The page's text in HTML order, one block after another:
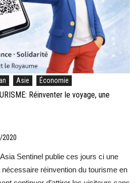
Asie Économie
Réinventer le voyage, une
2020
Sentinel publie ces jours ci une
réinvention du tourisme en